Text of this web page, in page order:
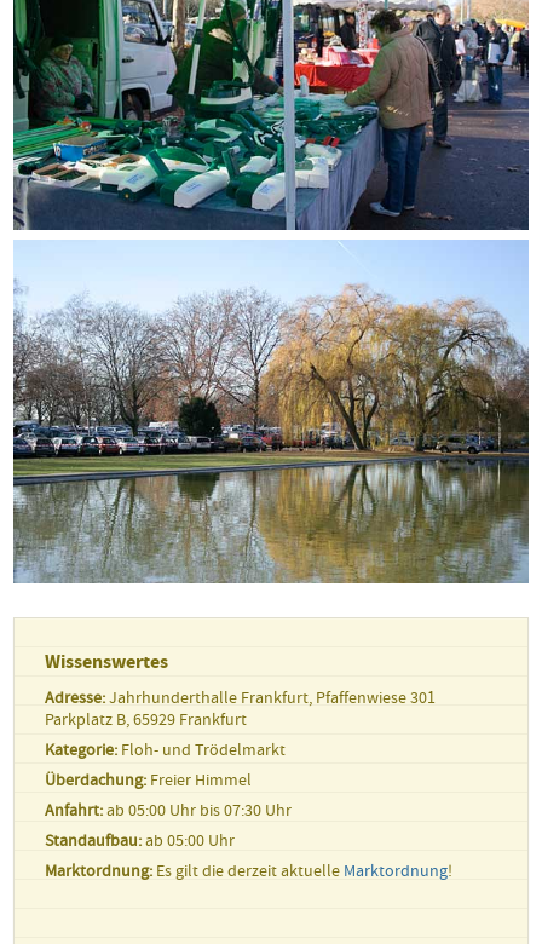
Wissenswertes
Adresse:Jahrhunderthalle Frankfurt, Pfaffenwiese 301
Parkplatz B, 65929 Frankfurt
Kategorie:Floh- und Trödelmarkt
Überdachung:Freier Himmel
Anfahrt:ab 05:00 Uhr bis 07:30 Uhr
Standaufbau:ab 05:00 Uhr
Marktordnung:Es gilt die derzeit aktuelleMarktordnung!